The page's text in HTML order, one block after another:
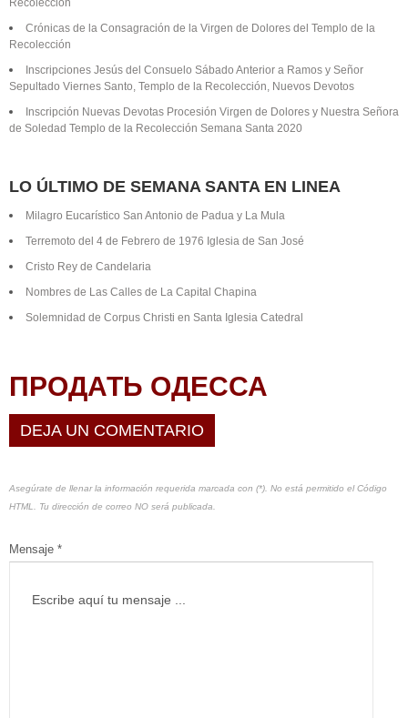
Recolección
Crónicas de la Consagración de la Virgen de Dolores del Templo de la
Recolección
Inscripciones Jesús del Consuelo Sábado Anterior a Ramos y Señor
Sepultado Viernes Santo, Templo de la Recolección, Nuevos Devotos
Inscripción Nuevas Devotas Procesión Virgen de Dolores y Nuestra Señora
de Soledad Templo de la Recolección Semana Santa 2020
LO ÚLTIMO DE SEMANA SANTA EN LINEA
Milagro Eucarístico San Antonio de Padua y La Mula
Terremoto del 4 de Febrero de 1976 Iglesia de San José
Cristo Rey de Candelaria
Nombres de Las Calles de La Capital Chapina
Solemnidad de Corpus Christi en Santa Iglesia Catedral
ПРОДАТЬ ОДЕССА
DEJA UN COMENTARIO
Asegúrate de llenar la información requerida marcada con (*). No está permitido el Código
HTML. Tu dirección de correo NO será publicada.
Mensaje *